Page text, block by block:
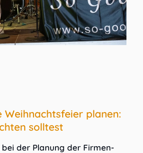
Weihnachtsfeier planen:
solltest
der Planung der Firmen-